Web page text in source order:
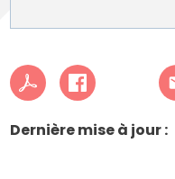
Dernière mise à jour